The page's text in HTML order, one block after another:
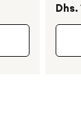
السعر
Dhs.